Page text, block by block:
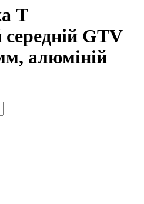
T
GTV
алюміній